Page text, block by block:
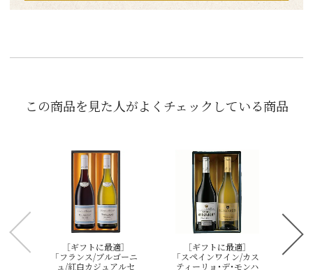
この商品を見た人がよくチェックしている商品
［ギフトに最適］
「フランス/ブルゴーニ
ュ/紅白カジュアルセ
［ギフトに最適］
「スペインワイン/カス
ティーリョ・デ・モンハ